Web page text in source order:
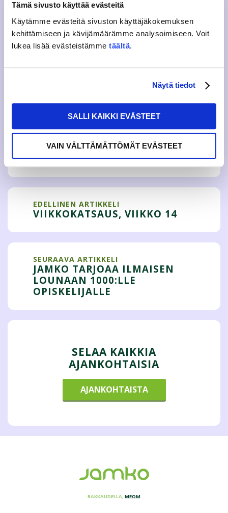
Tämä sivusto käyttää evästeitä
Käytämme evästeitä sivuston käyttäjäkokemuksen
kehittämiseen ja kävijämäärämme analysoimiseen. Voit
lukea lisää evästeistämme täältä.
Näytä tiedot
SALLI KAIKKI EVÄSTEET
VAIN VÄLTTÄMÄTTÖMÄT EVÄSTEET
Lisätiedot
Mikael Rauhansalo
vt. toiminnanjohtaja
044 321 1600
Tweet
EDELLINEN ARTIKKELI
VIIKKOKATSAUS, VIIKKO 14
SEURAAVA ARTIKKELI
JAMKO TARJOAA ILMAISEN
LOUNAAN 1000:LLE
OPISKELIJALLE
SELAA KAIKKIA
AJANKOHTAISIA
AJANKOHTAISTA
RAKKAUDELLA, MEOM